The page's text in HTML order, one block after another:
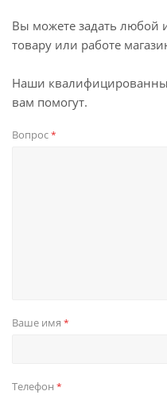
Вы можете задать любой
товару или работе
Наши
вам помогут.
Вопрос*
Ваше имя *
Телефон *